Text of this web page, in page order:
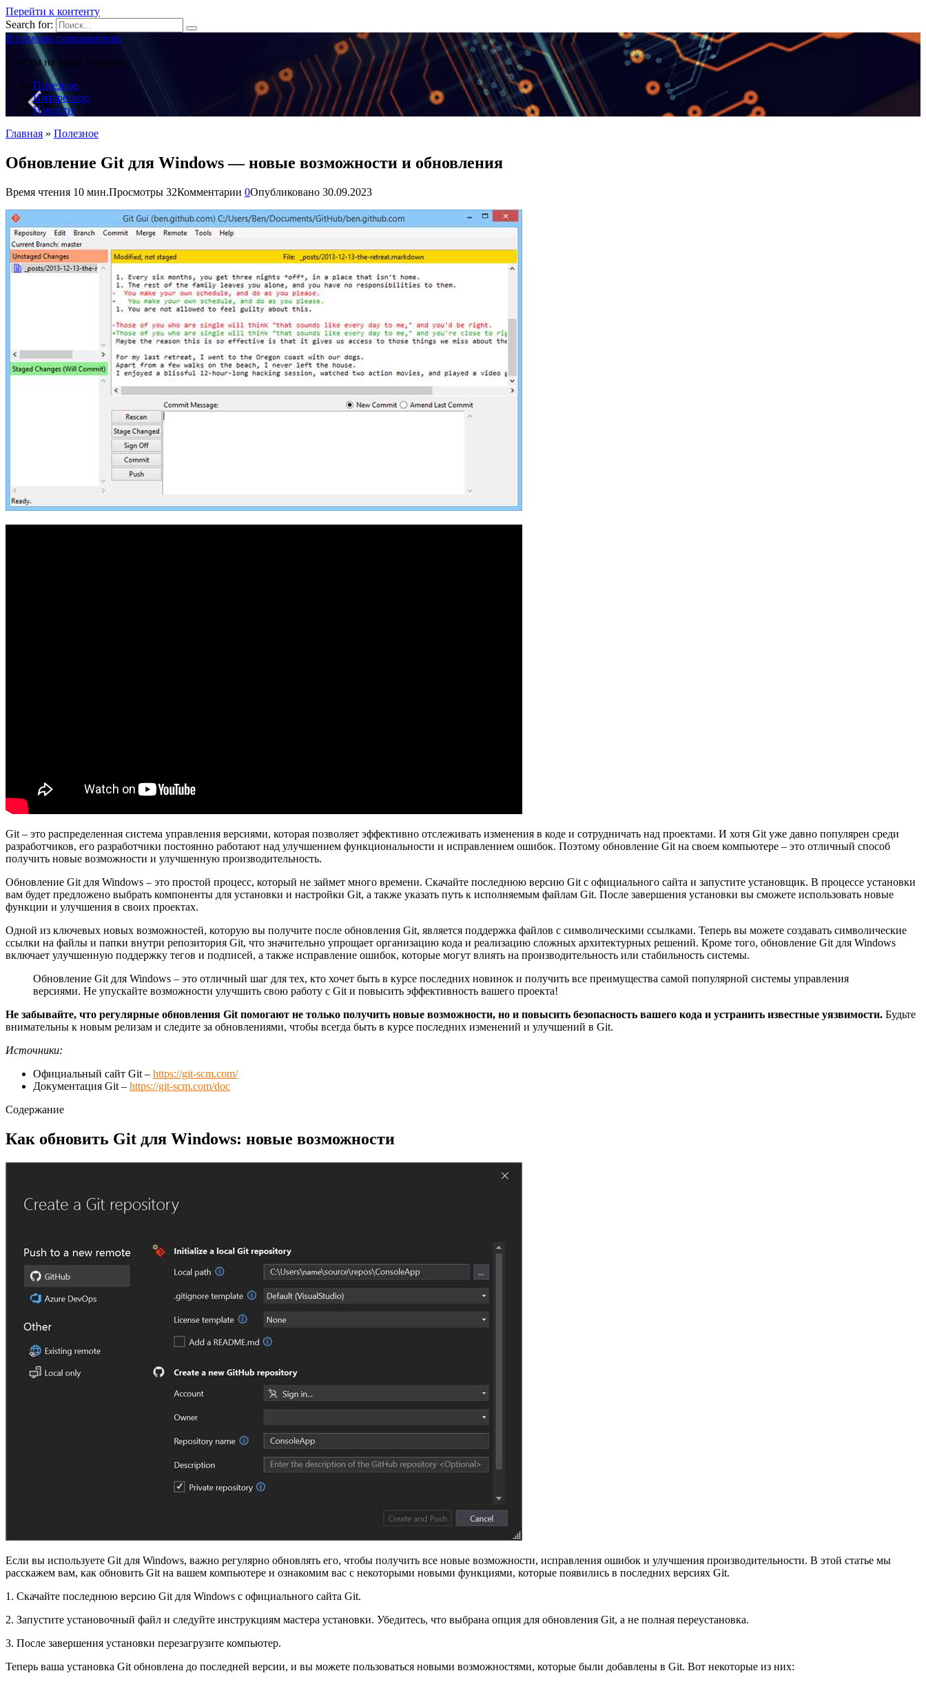
Перейти к контенту
Search for:
В помощь пользователю
Ответы на ваши вопросы
Полезное
Интересное
Новости
Главная » Полезное
Обновление Git для Windows — новые возможности и обновления
Время чтения 10 мин.Просмотры 32Комментарии 0Опубликовано 30.09.2023
Git – это распределенная система управления версиями, которая позволяет эффективно отслеживать изменения в коде и сотрудничать над проектами. И хотя Git уже давно популярен среди
разработчиков, его разработчики постоянно работают над улучшением функциональности и исправлением ошибок. Поэтому обновление Git на своем компьютере – это отличный способ
получить новые возможности и улучшенную производительность.
Обновление Git для Windows – это простой процесс, который не займет много времени. Скачайте последнюю версию Git с официального сайта и запустите установщик. В процессе установки
вам будет предложено выбрать компоненты для установки и настройки Git, а также указать путь к исполняемым файлам Git. После завершения установки вы сможете использовать новые
функции и улучшения в своих проектах.
Одной из ключевых новых возможностей, которую вы получите после обновления Git, является поддержка файлов с символическими ссылками. Теперь вы можете создавать символические
ссылки на файлы и папки внутри репозитория Git, что значительно упрощает организацию кода и реализацию сложных архитектурных решений. Кроме того, обновление Git для Windows
включает улучшенную поддержку тегов и подписей, а также исправление ошибок, которые могут влиять на производительность или стабильность системы.
Обновление Git для Windows – это отличный шаг для тех, кто хочет быть в курсе последних новинок и получить все преимущества самой популярной системы управления
версиями. Не упускайте возможности улучшить свою работу с Git и повысить эффективность вашего проекта!
Не забывайте, что регулярные обновления Git помогают не только получить новые возможности, но и повысить безопасность вашего кода и устранить известные уязвимости. Будьте
внимательны к новым релизам и следите за обновлениями, чтобы всегда быть в курсе последних изменений и улучшений в Git.
Источники:
Официальный сайт Git – https://git-scm.com/
Документация Git – https://git-scm.com/doc
Содержание
Как обновить Git для Windows: новые возможности
Если вы используете Git для Windows, важно регулярно обновлять его, чтобы получить все новые возможности, исправления ошибок и улучшения производительности. В этой статье мы
расскажем вам, как обновить Git на вашем компьютере и ознакомим вас с некоторыми новыми функциями, которые появились в последних версиях Git.
1. Скачайте последнюю версию Git для Windows с официального сайта Git.
2. Запустите установочный файл и следуйте инструкциям мастера установки. Убедитесь, что выбрана опция для обновления Git, а не полная переустановка.
3. После завершения установки перезагрузите компьютер.
Теперь ваша установка Git обновлена до последней версии, и вы можете пользоваться новыми возможностями, которые были добавлены в Git. Вот некоторые из них: